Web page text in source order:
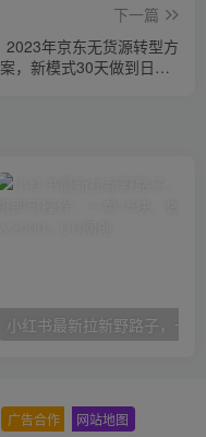
下一篇
2023年京东无货源转型方
案，新模式30天做到日销1
广告合作 网站地图